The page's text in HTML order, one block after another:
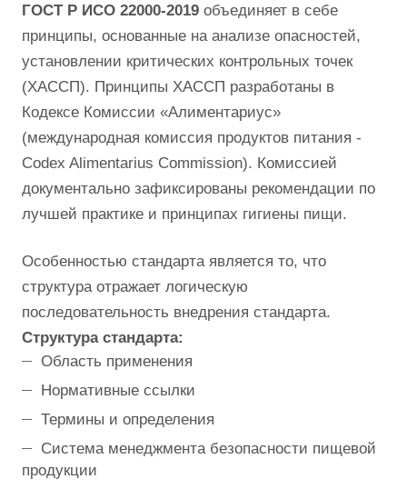
ГОСТ Р ИСО 22000-2019 объединяет в себе
принципы, основанные на анализе опасностей,
установлении критических контрольных точек
(ХАССП). Принципы ХАССП разработаны в
Кодексе Комиссии «Алиментариус»
(международная комиссия продуктов питания -
Codex Alimentarius Commission). Комиссией
документально зафиксированы рекомендации по
лучшей практике и принципах гигиены пищи.
Особенностью стандарта является то, что
структура отражает логическую
последовательность внедрения стандарта.
Структура стандарта:
Область применения
Нормативные ссылки
Термины и определения
Система менеджмента безопасности пищевой
продукции